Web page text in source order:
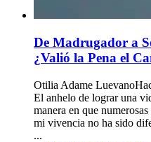
De Madrugador a
¿Valió la Pena el
Otilia Adame Luevano
El anhelo de lograr una
manera en que
mi vivencia no ha sido
...